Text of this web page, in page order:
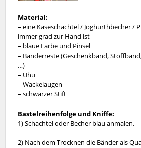
Material:
– eine Käseschachtel / Joghurthbecher /
immer grad zur Hand ist
– blaue Farbe und Pinsel
– Bänderreste (Geschenkband,
…)
– Uhu
– Wackelaugen
– schwarzer Stift
Bastelreihenfolge und Kniffe:
1) Schachtel oder Becher blau anmalen.
2) Nach dem Trocknen die Bänder als